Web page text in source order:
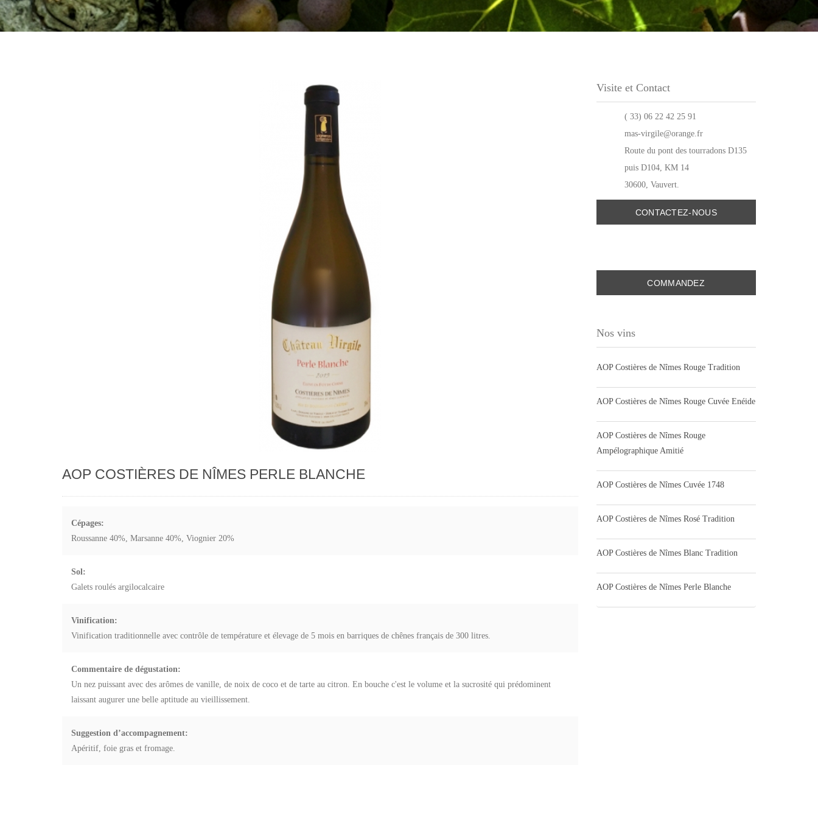
AOP COSTIÈRES DE NÎMES PERLE BLANCHE
Cépages:
Roussanne 40%, Marsanne 40%, Viognier 20%
Sol:
Galets roulés argilocalcaire
Vinification:
Vinification traditionnelle avec contrôle de température et élevage de 5 mois en barriques de chênes français de 300 litres.
Commentaire de dégustation:
Un nez puissant avec des arômes de vanille, de noix de coco et de tarte au citron. En bouche c'est le volume et la sucrosité qui prédominent
laissant augurer une belle aptitude au vieillissement.
Suggestion d’accompagnement:
Apéritif, foie gras et fromage.
Visite et Contact
( 33) 06 22 42 25 91
mas-virgile@orange.fr
Route du pont des tourradons D135
puis D104, KM 14
30600, Vauvert.
CONTACTEZ-NOUS
COMMANDEZ
Nos vins
AOP Costières de Nîmes Rouge Tradition
AOP Costières de Nîmes Rouge Cuvée Enéide
AOP Costières de Nîmes Rouge
Ampélographique Amitié
AOP Costières de Nîmes Cuvée 1748
AOP Costières de Nîmes Rosé Tradition
AOP Costières de Nîmes Blanc Tradition
AOP Costières de Nîmes Perle Blanche